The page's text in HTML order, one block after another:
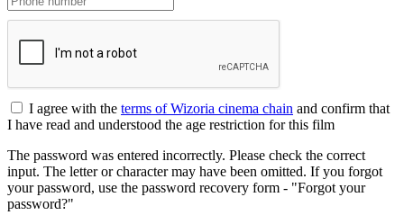
I agree with the terms of Wizoria cinema chain and confirm that
I have read and understood the age restriction for this film
The password was entered incorrectly. Please check the correct
input. The letter or character may have been omitted. If you forgot
your password, use the password recovery form - "Forgot your
password?"